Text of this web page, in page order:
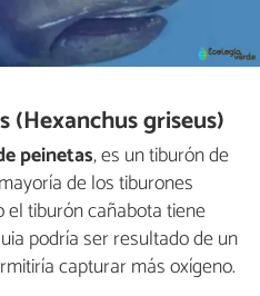
griseus)
peinetas, es un tiburón de
de los tiburones
el tiburón cañabota tiene
podría ser resultado de un
capturar más oxígeno.